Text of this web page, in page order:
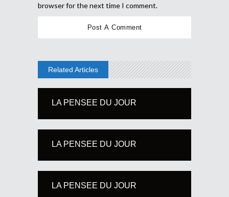
browser for the next time I comment.
Related Articles
LA PENSEE DU JOUR
LA PENSEE DU JOUR
LA PENSEE DU JOUR